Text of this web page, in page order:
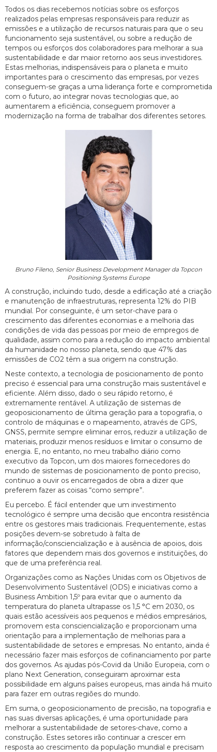
Todos os dias recebemos notícias sobre os esforços
realizados pelas empresas responsáveis para reduzir as
emissões e a utilização de recursos naturais para que o seu
funcionamento seja sustentável, ou sobre a redução de
tempos ou esforços dos colaboradores para melhorar a sua
sustentabilidade e dar maior retorno aos seus investidores.
Estas melhorias, indispensáveis para o planeta e muito
importantes para o crescimento das empresas, por vezes
conseguem-se graças a uma liderança forte e comprometida
com o futuro, ao integrar novas tecnologias que, ao
aumentarem a eficiência, conseguem promover a
modernização na forma de trabalhar dos diferentes setores.
Bruno Fileno, Senior Business Development Manager da Topcon
Positioning Systems Europe
A construção, incluindo tudo, desde a edificação até a criação
e manutenção de infraestruturas, representa 12% do PIB
mundial. Por conseguinte, é um setor-chave para o
crescimento das diferentes economias e a melhoria das
condições de vida das pessoas por meio de empregos de
qualidade, assim como para a redução do impacto ambiental
da humanidade no nosso planeta, sendo que 47% das
emissões de CO2 têm a sua origem na construção.
Neste contexto, a tecnologia de posicionamento de ponto
preciso é essencial para uma construção mais sustentável e
eficiente. Além disso, dado o seu rápido retorno, é
extremamente rentável. A utilização de sistemas de
geoposicionamento de última geração para a topografia, o
controlo de máquinas e o mapeamento, através de GPS,
GNSS, permite sempre eliminar erros, reduzir a utilização de
materiais, produzir menos resíduos e limitar o consumo de
energia. E, no entanto, no meu trabalho diário como
executivo da Topcon, um dos maiores fornecedores do
mundo de sistemas de posicionamento de ponto preciso,
continuo a ouvir os encarregados de obra a dizer que
preferem fazer as coisas “como sempre”.
Eu percebo. É fácil entender que um investimento
tecnológico é sempre uma decisão que encontra resistência
entre os gestores mais tradicionais. Frequentemente, estas
posições devem-se sobretudo à falta de
informação/consciencialização e à ausência de apoios, dois
fatores que dependem mais dos governos e instituições, do
que de uma preferência real.
Organizações como as Nações Unidas com os Objetivos de
Desenvolvimento Sustentável (ODS) e iniciativas como a
Business Ambition 1,5º para evitar que o aumento da
temperatura do planeta ultrapasse os 1,5 °C em 2030, os
quais estão acessíveis aos pequenos e médios empresários,
promovem esta consciencialização e proporcionam uma
orientação para a implementação de melhorias para a
sustentabilidade de setores e empresas. No entanto, ainda é
necessário fazer mais esforços de cofinanciamento por parte
dos governos. As ajudas pós-Covid da União Europeia, com o
plano Next Generation, conseguiram aproximar esta
possibilidade em alguns países europeus, mas ainda há muito
para fazer em outras regiões do mundo.
Em suma, o geoposicionamento de precisão, na topografia e
nas suas diversas aplicações, é uma oportunidade para
melhorar a sustentabilidade de setores-chave, como a
construção. Estes setores irão continuar a crescer em
resposta ao crescimento da população mundial e precisam